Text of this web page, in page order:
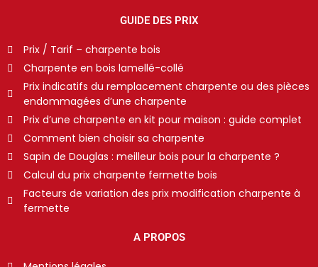
GUIDE DES PRIX
Prix / Tarif – charpente bois
Charpente en bois lamellé-collé
Prix indicatifs du remplacement charpente ou des pièces
endommagées d’une charpente
Prix d’une charpente en kit pour maison : guide complet
Comment bien choisir sa charpente
Sapin de Douglas : meilleur bois pour la charpente ?
Calcul du prix charpente fermette bois
Facteurs de variation des prix modification charpente à
fermette
A PROPOS